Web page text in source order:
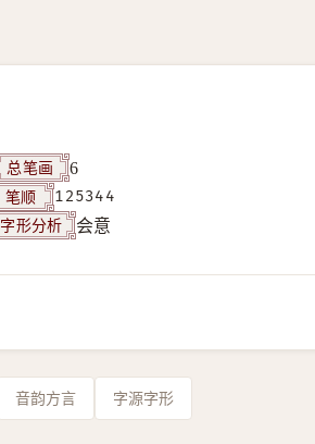
总笔画 6
笔顺 125344
字形分析 会意
音韵方言 字源字形